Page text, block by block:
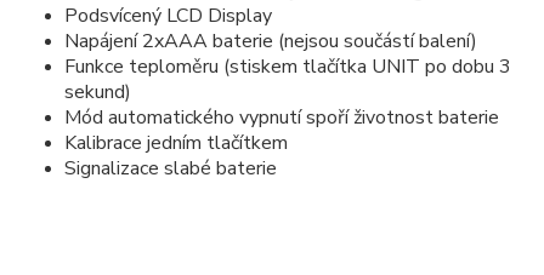
Podsvícený LCD Display
Napájení 2xAAA baterie (nejsou součástí balení)
Funkce teploměru (stiskem tlačítka UNIT po dobu 3
sekund)
Mód automatického vypnutí spoří životnost baterie
Kalibrace jedním tlačítkem
Signalizace slabé baterie